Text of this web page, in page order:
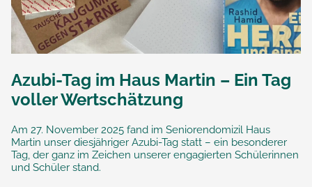
Azubi-Tag im Haus Martin – Ein Tag
voller Wertschätzung
Am 27. November 2025 fand im Seniorendomizil Haus
Martin unser diesjähriger Azubi-Tag statt – ein besonderer
Tag, der ganz im Zeichen unserer engagierten Schülerinnen
und Schüler stand.